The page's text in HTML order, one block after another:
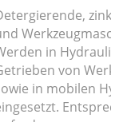
in
von
in mobilen